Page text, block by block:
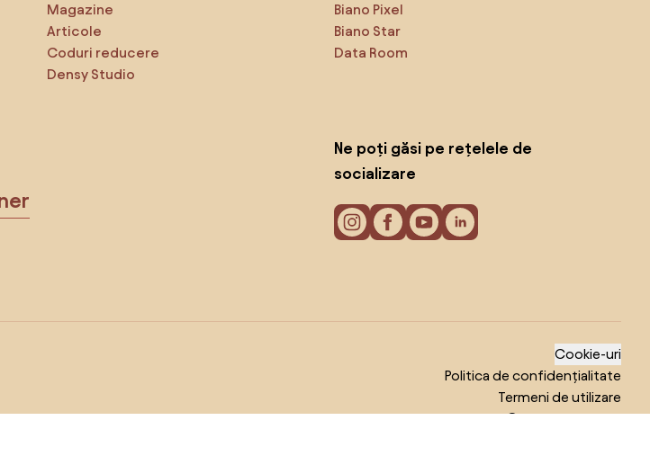
Magazine
Articole
Coduri reducere
Densy Studio
Biano Pixel
Biano Star
Data Room
Ne poți găsi pe rețelele de
socializare
Cookie-uri
Politica de confidențialitate
Termeni de utilizare
© 2026 Biano s.r.o.